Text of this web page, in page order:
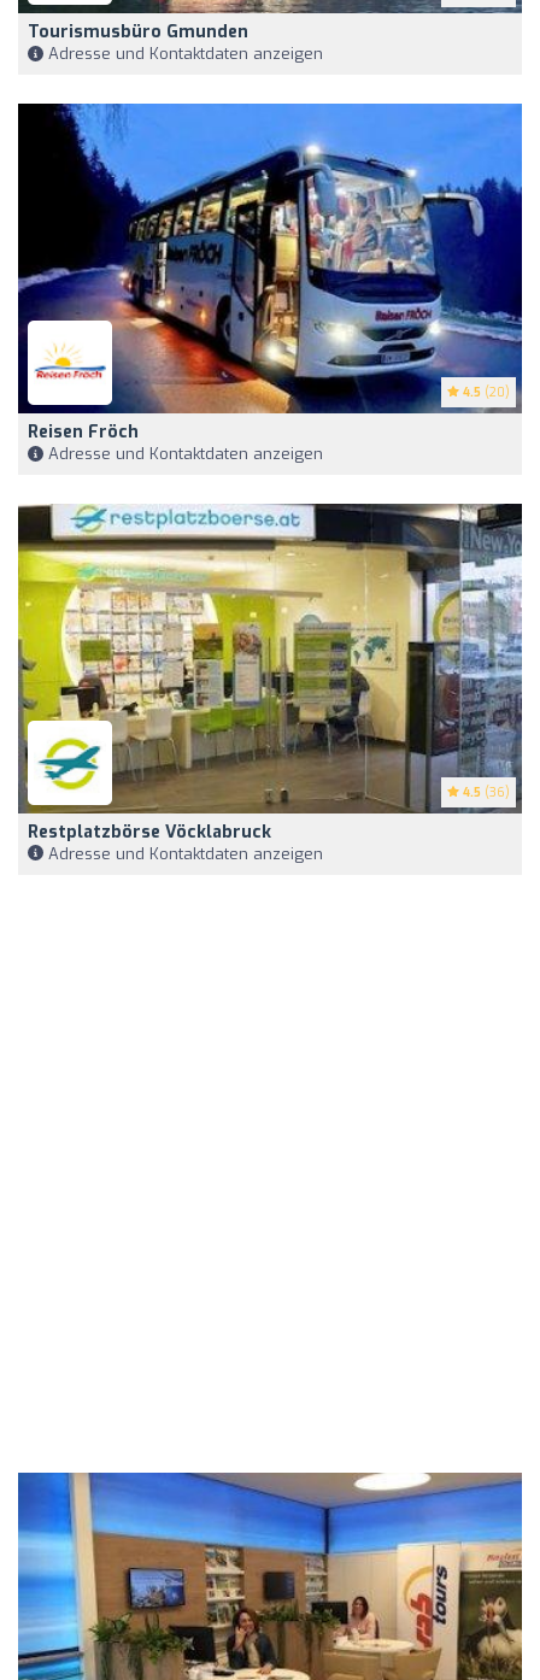
Tourismusbüro Gmunden
Adresse und Kontaktdaten anzeigen
4.5 (20)
Reisen Fröch
Adresse und Kontaktdaten anzeigen
4.5 (36)
Restplatzbörse Vöcklabruck
Adresse und Kontaktdaten anzeigen